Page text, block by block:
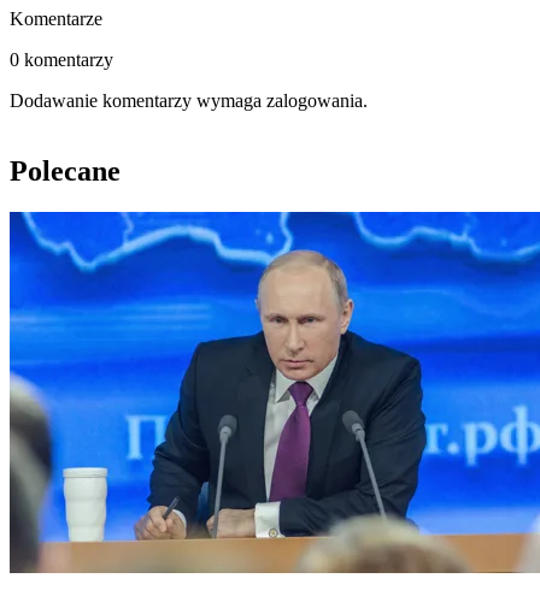
Komentarze
0 komentarzy
Dodawanie komentarzy wymaga zalogowania.
Polecane